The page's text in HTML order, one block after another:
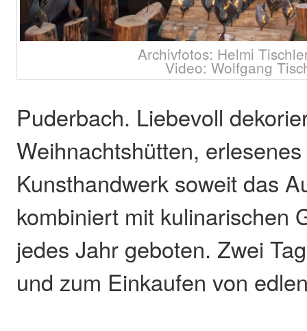
Archivfotos: Helmi
Video: Wolfgang
Puderbach. Liebevoll
Weihnachtshütten,
Kunsthandwerk soweit das
kombiniert mit kulinarischen
jedes Jahr geboten. Zwei
und zum Einkaufen von